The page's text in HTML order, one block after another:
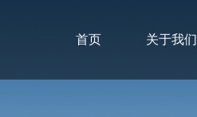
首页 关于我们